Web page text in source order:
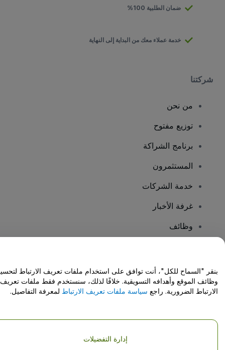
ضمان الطلبية 100%
خدمة عملاء معك من البداية إلى النهاية
شركتنا
من نحن
توزيع مفتوح
برنامج الشراكة
المستثمرون
خدمة الشركات
غرفة الأخبار
وظائف
مركز المساعدة / اتصل بنا
حقوق النشر © شركة فياجوجو المحدودة 2026
تفاصيل الشركة
بنقر "السماح للكل"، أنت توافق على استخدام ملفات تعريف الارتباط
وظائف الموقع وأهدافه التسويقية. خلافًا لذلك، سنستخدم فقط ملفات تعريف
الارتباط الضرورية. راجع سياسة ملفات تعريف الارتباط لمعرفة التفاصيل.
إدارة التفضيلات